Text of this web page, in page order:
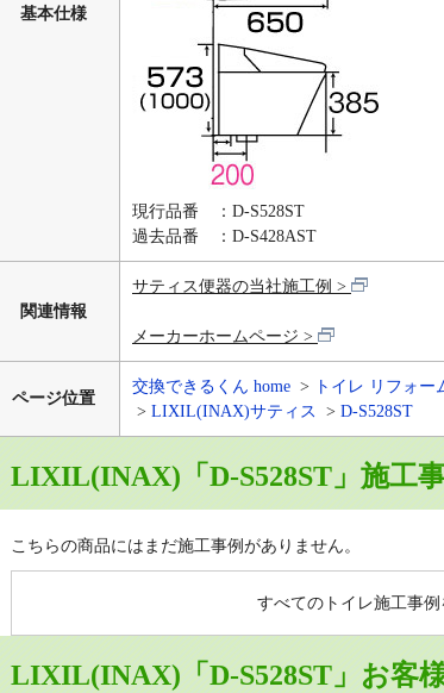
基本仕様
現行品番 ：D-S528ST
過去品番 ：D-S428AST
関連情報
サティス便器の当社施工例
メーカーホームページ
ページ位置
交換できるくん home トイレ リフォー
LIXIL(INAX)サティス
D-S528ST
LIXIL(INAX)「D-S528ST」施工
こちらの商品にはまだ施工事例がありません。
すべてのトイレ施工事例
LIXIL(INAX)「D-S528ST」お客